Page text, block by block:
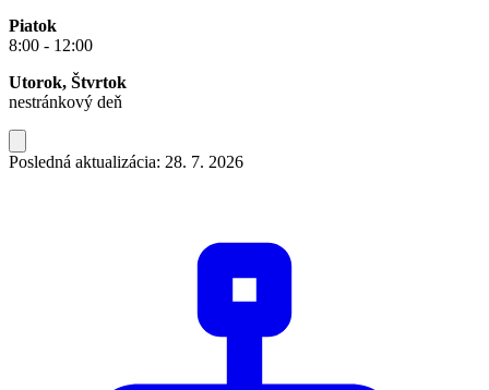
Piatok
8:00 - 12:00
Utorok, Štvrtok
nestránkový deň
Posledná aktualizácia: 28. 7. 2026